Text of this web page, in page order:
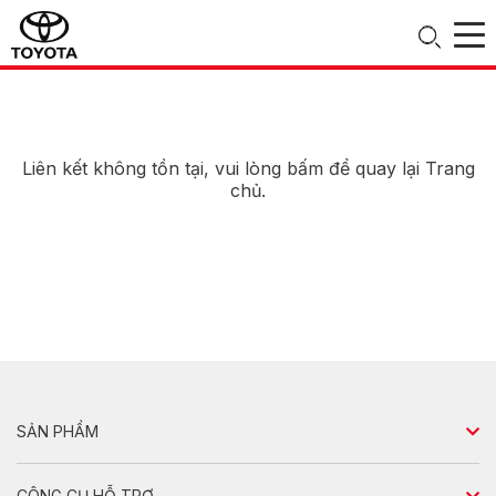
Liên kết không tồn tại, vui lòng bấm để quay lại Trang
chủ.
SẢN PHẨM
Sedan